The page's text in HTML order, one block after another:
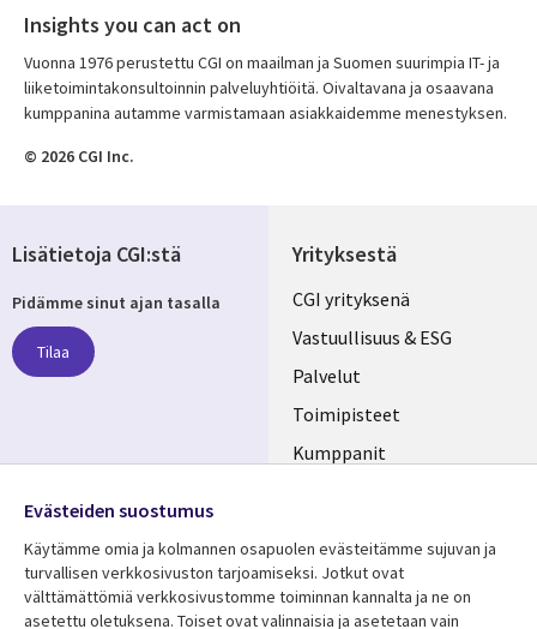
Insights you can act on
Vuonna 1976 perustettu CGI on maailman ja Suomen suurimpia IT- ja
liiketoimintakonsultoinnin palveluyhtiöitä. Oivaltavana ja osaavana
kumppanina autamme varmistamaan asiakkaidemme menestyksen.
© 2026 CGI Inc.
Yrityksestä
Useful
links
FINLAND
CGI yrityksenä
Vastuullisuus & ESG
Palvelut
Toimipisteet
Kumppanit
Lisätietoja CGI:stä
Pidämme sinut ajan tasalla
Tilaa
Media
FINLAND
Evästeiden suostumus
Käytämme omia ja kolmannen osapuolen evästeitämme sujuvan ja
turvallisen verkkosivuston tarjoamiseksi. Jotkut ovat
välttämättömiä verkkosivustomme toiminnan kannalta ja ne on
asetettu oletuksena. Toiset ovat valinnaisia ​​ja asetetaan vain